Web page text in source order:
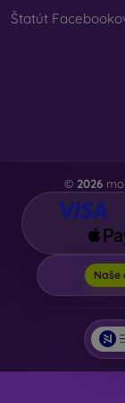
Na našom e-
krytov na mobil
Štatút
© 2026
Naše